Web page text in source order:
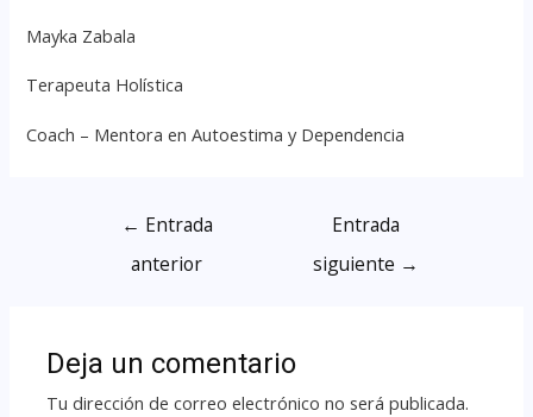
Mayka Zabala
Terapeuta Holística
Coach – Mentora en Autoestima y Dependencia
← Entrada
anterior
Entrada
siguiente →
Deja un comentario
Tu dirección de correo electrónico no será publicada.